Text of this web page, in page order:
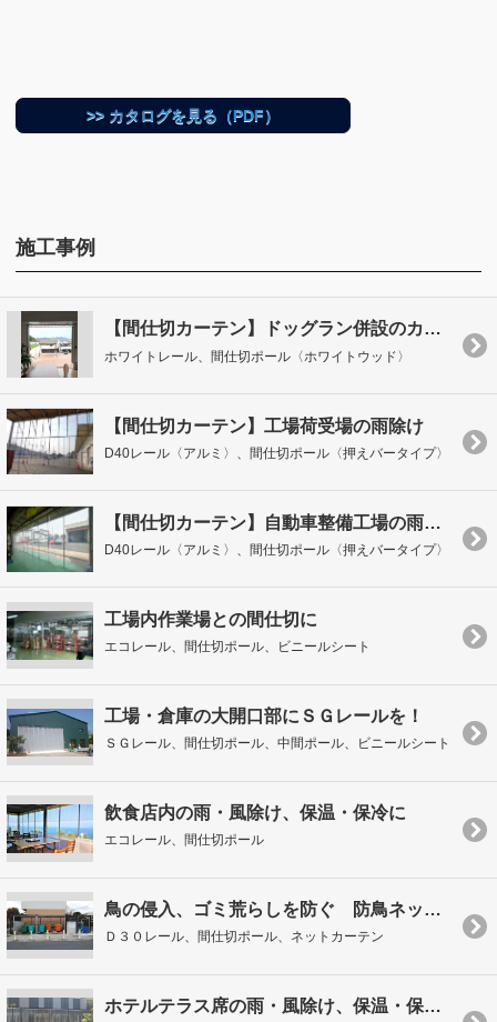
>> カタログを見る（PDF）
施工事例
【間仕切カーテン】ドッグラン併設のカフェの開口部に
ホワイトレール、間仕切ポール〈ホワイトウッド〉
【間仕切カーテン】工場荷受場の雨除け
D40レール〈アルミ〉、間仕切ポール〈押えバータイプ〉
【間仕切カーテン】自動車整備工場の雨風除け
D40レール〈アルミ〉、間仕切ポール〈押えバータイプ〉
工場内作業場との間仕切に
エコレール、間仕切ポール、ビニールシート
工場・倉庫の大開口部にＳＧレールを！
ＳＧレール、間仕切ポール、中間ポール、ビニールシート
飲食店内の雨・風除け、保温・保冷に
エコレール、間仕切ポール
鳥の侵入、ゴミ荒らしを防ぐ 防鳥ネットカーテン施工
Ｄ３０レール、間仕切ポール、ネットカーテン
ホテルテラス席の雨・風除け、保温・保冷に